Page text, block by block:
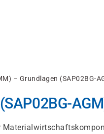
– Grundlagen (SAP02BG-